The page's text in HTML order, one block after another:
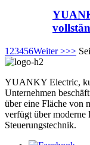
1 23456Weiter >>>
YUANKY Electric,
Unternehmen
über eine Fläche von
verfügt über moderne
Steuerungstechnik.